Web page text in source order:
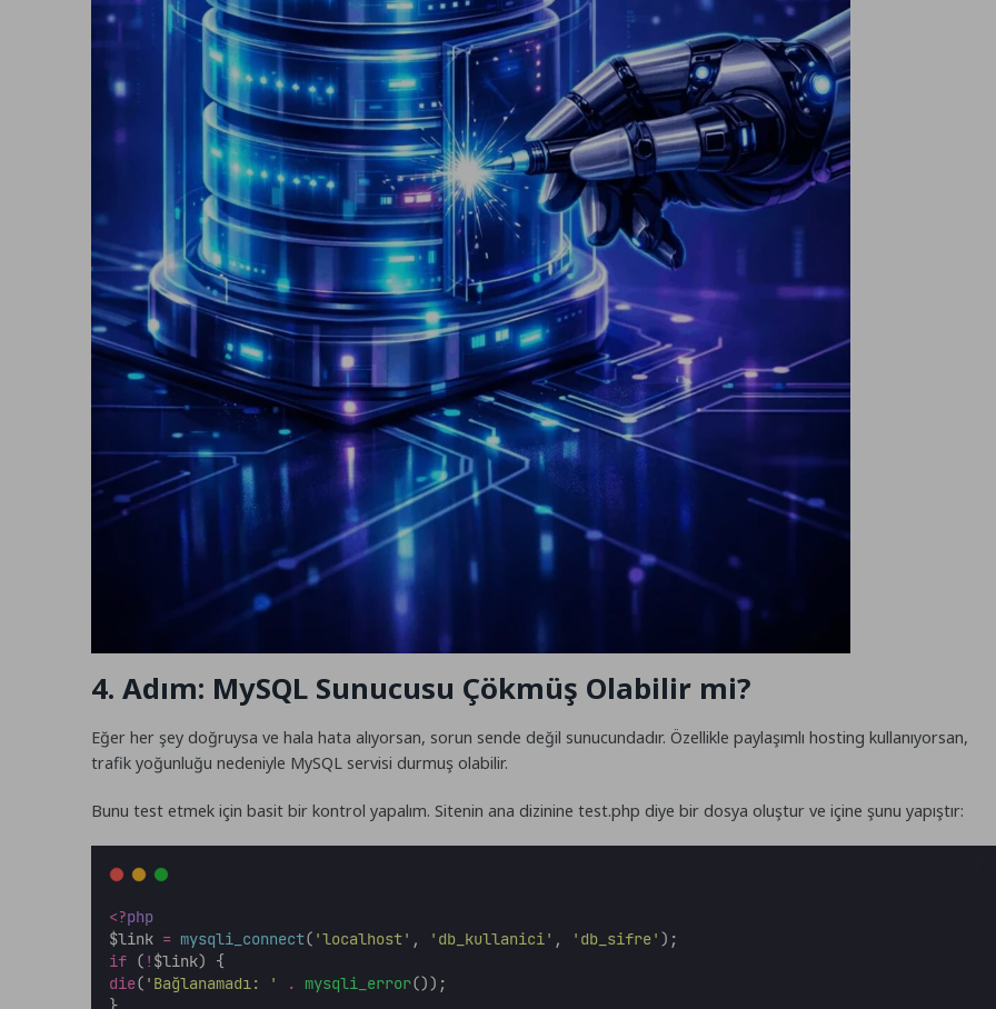
4. Adım: MySQL Sunucusu Çökmüş Olabilir mi?
Eğer her şey doğruysa ve hala hata alıyorsan, sorun sende değil sunucundadır. Özellikle paylaşımlı hosting kullanıyorsan,
trafik yoğunluğu nedeniyle MySQL servisi durmuş olabilir.
Bunu test etmek için basit bir kontrol yapalım. Sitenin ana dizinine test.php diye bir dosya oluştur ve içine şunu yapıştır:
<?php
$link = mysqli_connect( 'localhost' , ' db_kullanici' , ' db_sifre' );
if ( ! $link) {
die( ' Bağlanamadı: ' . mysqli_error());